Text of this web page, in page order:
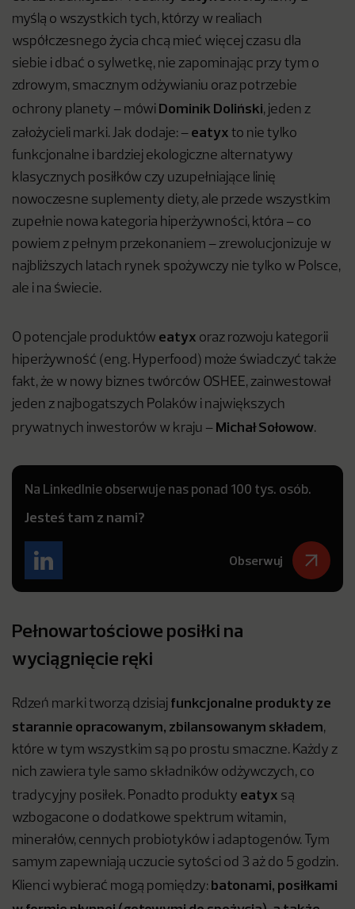
myślą o wszystkich tych, którzy w realiach
współczesnego życia chcą mieć więcej czasu dla
siebie i dbać o sylwetkę, nie zapominając przy tym o
zdrowym, smacznym odżywianiu oraz potrzebie
ochrony planety – mówi Dominik Doliński, jeden z
założycieli marki. Jak dodaje: – eatyx to nie tylko
funkcjonalne i bardziej ekologiczne alternatywy
klasycznych posiłków czy uzupełniające linię
nowoczesne suplementy diety, ale przede wszystkim
zupełnie nowa kategoria hiperżywności, która – co
powiem z pełnym przekonaniem – zrewolucjonizuje w
najbliższych latach rynek spożywczy nie tylko w Polsce,
ale i na świecie.
O potencjale produktów eatyx oraz rozwoju kategorii
hiperżywność (eng. Hyperfood) może świadczyć także
fakt, że w nowy biznes twórców OSHEE, zainwestował
jeden z najbogatszych Polaków i największych
prywatnych inwestorów w kraju – Michał Sołowow.
Na LinkedInie obserwuje nas ponad 100 tys. osób.
Jesteś tam z nami?
Obserwuj
Pełnowartościowe posiłki na
wyciągnięcie ręki
Rdzeń marki tworzą dzisiaj funkcjonalne produkty ze
starannie opracowanym, zbilansowanym składem,
które w tym wszystkim są po prostu smaczne. Każdy z
nich zawiera tyle samo składników odżywczych, co
tradycyjny posiłek. Ponadto produkty eatyx są
wzbogacone o dodatkowe spektrum witamin,
minerałów, cennych probiotyków i adaptogenów. Tym
samym zapewniają uczucie sytości od 3 aż do 5 godzin.
Klienci wybierać mogą pomiędzy: batonami, posiłkami